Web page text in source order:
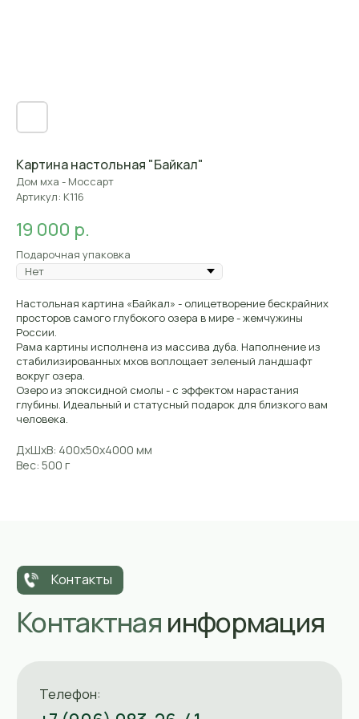
Картина настольная "Байкал"
Дом мха - Моссарт
Артикул: К116
19 000 р.
Подарочная упаковка
Настольная картина «Байкал» - олицетворение бескрайних
просторов самого глубокого озера в мире - жемчужины
России.
Рама картины исполнена из массива дуба. Наполнение из
стабилизированных мхов воплощает зеленый ландшафт
вокруг озера.
Озеро из эпоксидной смолы - с эффектом нарастания
глубины. Идеальный и статусный подарок для близкого вам
человека.
ДxШxВ: 400x50x4000 мм
Вес: 500 г
Контактнаяинформация
Контакты
Заказать звонок
Телефон:
Адрес:
+7 (906) 083-26-41
127422, Москва, м. «Дмитровская», ул.
Тимирязевская, д. 13 (вход со двора,
2-й этаж)